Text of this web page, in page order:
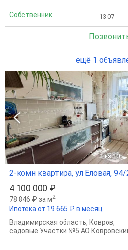
Собственник 13.07
ещё 1
1 из 10
2-комн квартира, ул Еловая,
4 100 000 ₽
78 846 ₽ за м2
Ипотека от 19 665 ₽ в месяц
Владимирская область, Ковров,
садовые Участки №5 АО